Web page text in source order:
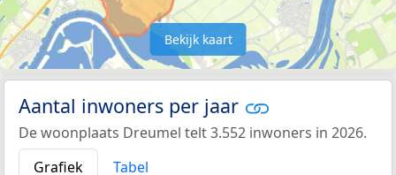
Bekijk kaart
Aantal inwoners per jaar
De woonplaats Dreumel telt 3.552 inwoners in 2026.
Grafiek
Tabel